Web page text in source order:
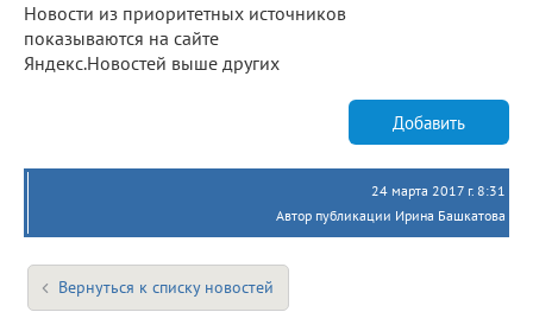
Новости из приоритетных источников
показываются на сайте
Яндекс.Новостей выше других
Добавить
24 марта 2017 г. 8:31
Автор публикации Ирина Башкатова
Вернуться к списку новостей